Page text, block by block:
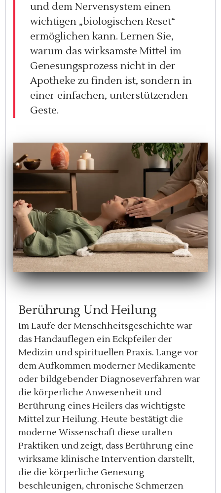
und dem Nervensystem einen
wichtigen „biologischen Reset“
ermöglichen kann. Lernen Sie,
warum das wirksamste Mittel im
Genesungsprozess nicht in der
Apotheke zu finden ist, sondern in
einer einfachen, unterstützenden
Geste.
Berührung Und Heilung
Im Laufe der Menschheitsgeschichte war
das Handauflegen ein Eckpfeiler der
Medizin und spirituellen Praxis. Lange vor
dem Aufkommen moderner Medikamente
oder bildgebender Diagnoseverfahren war
die körperliche Anwesenheit und
Berührung eines Heilers das wichtigste
Mittel zur Heilung. Heute bestätigt die
moderne Wissenschaft diese uralten
Praktiken und zeigt, dass Berührung eine
wirksame klinische Intervention darstellt,
die die körperliche Genesung
beschleunigen, chronische Schmerzen